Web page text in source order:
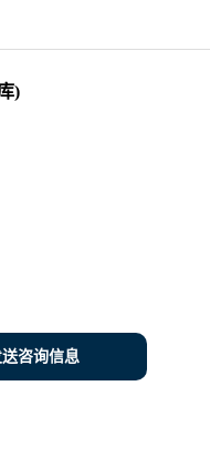
)
咨询信息